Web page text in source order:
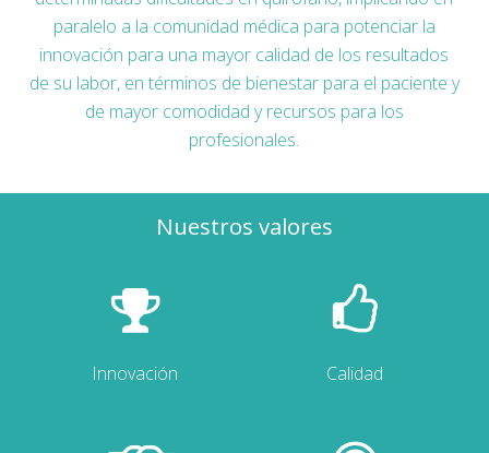
paralelo a la comunidad médica para potenciar la
innovación para una mayor calidad de los resultados
de su labor, en términos de bienestar para el paciente y
de mayor comodidad y recursos para los
profesionales.
Nuestros valores
Innovación Calidad